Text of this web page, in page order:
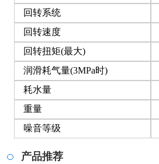
回转系统
回转速度
回转扭矩(最大)
润滑耗气量(3MPa时)
耗水量
重量
噪音等级
产品推荐